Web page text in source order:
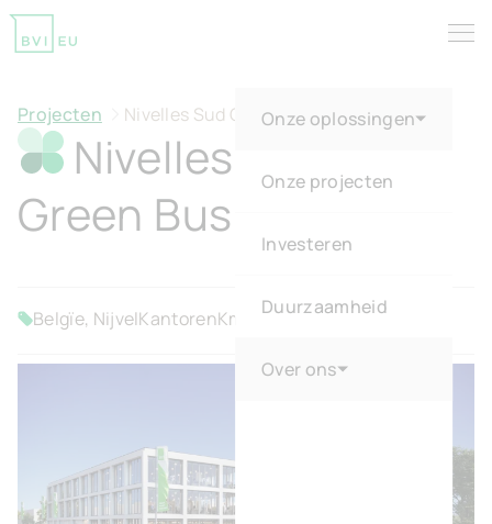
Onze oplossingen
Onze projecten
Investeren
Duurzaamheid
Over ons
Nivelles Sud
Green Business Park
Projecten Nivelles Sud Green Business Park
Belgïe, NijvelKantorenKmo Units